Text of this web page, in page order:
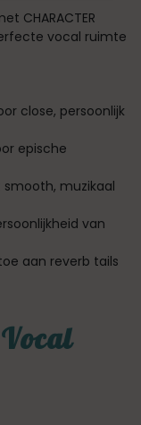
CHARACTER
vocal ruimte
close, persoonlijk
epische
smooth, muzikaal
van
aan reverb tails